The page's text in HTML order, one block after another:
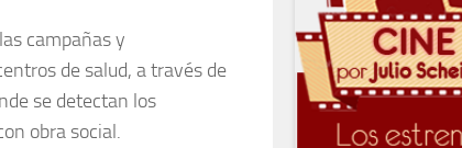
campañas y
de salud, a través de
se detectan los
obra social.